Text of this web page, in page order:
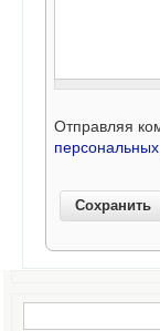
Отправляя